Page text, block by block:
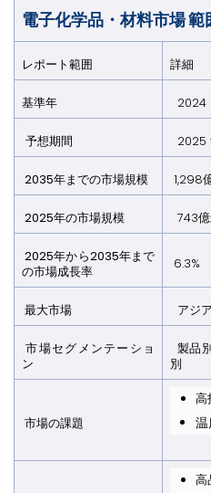
電子化学品・材料市場 範
レポート範囲 詳細
基準年 2024
予想期間 2025
2035年までの市場規模 1,298
2025年の市場規模 743
2025年から2035年まで
の市場成長率
6.3%
最大市場 アジ
市場セグメンテーショ
ン
製品
別
市場の課題
高
高